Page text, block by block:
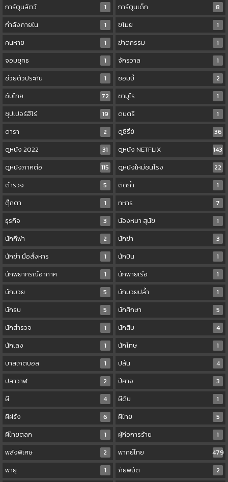
การ์ตูนสัตว์
1 การ์ตูนเด็ก
8
กำลังภายใน
1 ขโมย
1
คนหาย
1 ฆ่าตกรรม
1
จอมยุทธ
1 จักรวาล
1
ช่วยตัวประกัน
1 ซอมบี้
2
ซับไทย
72 ซามูไร
1
ซุปเปอร์ฮีโร่
19 ดนตรี
1
ดารา
2 ดูซีรี่ย์
36
ดูหนัง 2022
31 ดูหนัง NETFLIX
143
ดูหนังภาคต่อ
115 ดูหนังใหม่ชนโรง
22
ตำรวจ
5 ติดถ้ำ
1
ตุ๊กตา
1 ทหาร
7
ธุรกิจ
3 น้องหมา สุนัข
1
นักกีฬา
2 นักฆ่า
3
นักฆ่า มือสั่งหาร
1 นักบิน
1
นักพยากรณ์อากาศ
1 นักพายเรือ
1
นักมวย
5 นักมวยปล้ำ
1
นักรบ
5 นักศึกษา
5
นักสำรวจ
1 นักสืบ
4
นักเลง
1 นักโทษ
1
บาสเกตบอล
1 ปล้น
4
ปลาวาฬ
2 ปีศาจ
3
ผี
4 ผีดิบ
1
ผีฝรั่ง
6 ผีไทย
5
ผีไทยตลก
1 ผู้ก่อการร้าย
1
พลังพิเศษ
2 พากย์ไทย
479
พายุ
1 ภัยพิบัติ
2